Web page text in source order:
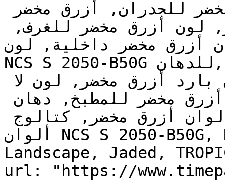
أزرق مخضر داخلية, لون
NCS S 2050-B50G للدهان, NCS S 2050-B50G دهان,
ألوان NCS S 2050-B50G, NCS S 2050-B50G, Paradise
Landscape, Jaded,
url: "https://